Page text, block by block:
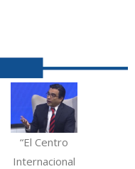
“El Centro
Internacional